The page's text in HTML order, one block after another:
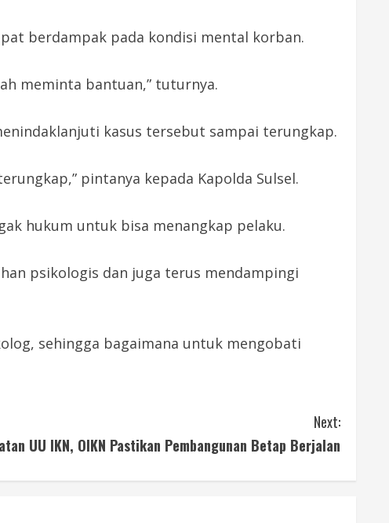
berdampak pada kondisi mental korban.
meminta bantuan,” tuturnya.
kasus tersebut sampai terungkap.
pintanya kepada Kapolda Sulsel.
hukum untuk bisa menangkap pelaku.
psikologis dan juga terus mendampingi
sehingga bagaimana untuk mengobati
Next:
UU IKN, OIKN Pastikan Pembangunan Betap Berjalan